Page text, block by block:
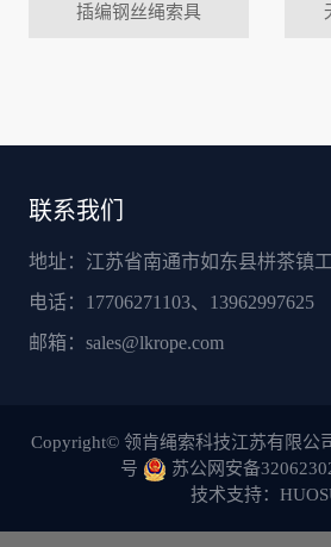
插编钢丝绳索具
联系我们
地址：江苏省南通市如东县栟茶镇
电话：17706271103、13962997625
邮箱： sales@lkrope.com
Copyright© 领肯绳索科技江苏有限公
号
苏公网安备
技术支持：